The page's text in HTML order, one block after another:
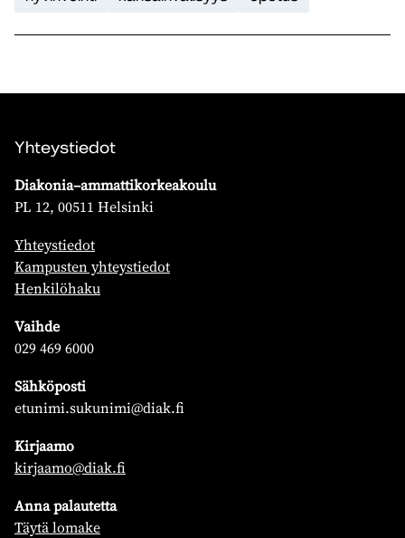
Yhteystiedot
Diakonia–ammattikorkeakoulu
PL 12, 00511 Helsinki
Yhteystiedot
Kampusten yhteystiedot
Henkilöhaku
Vaihde
029 469 6000
Sähköposti
etunimi.sukunimi@diak.fi
Kirjaamo
kirjaamo@diak.fi
Anna palautetta
Täytä lomake